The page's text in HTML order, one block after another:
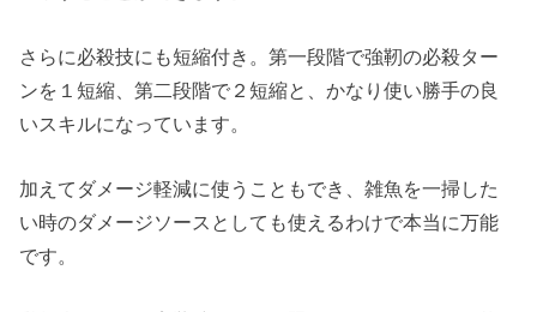
さらに必殺技にも短縮付き。第一段階で強靭の必殺ター
ンを１短縮、第二段階で２短縮と、かなり使い勝手の良
いスキルになっています。
加えてダメージ軽減に使うこともでき、雑魚を一掃した
い時のダメージソースとしても使えるわけで本当に万能
です。